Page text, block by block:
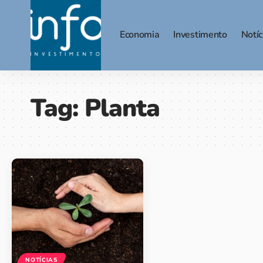
Economia Investimento
Tag:Planta
NOTÍCIAS